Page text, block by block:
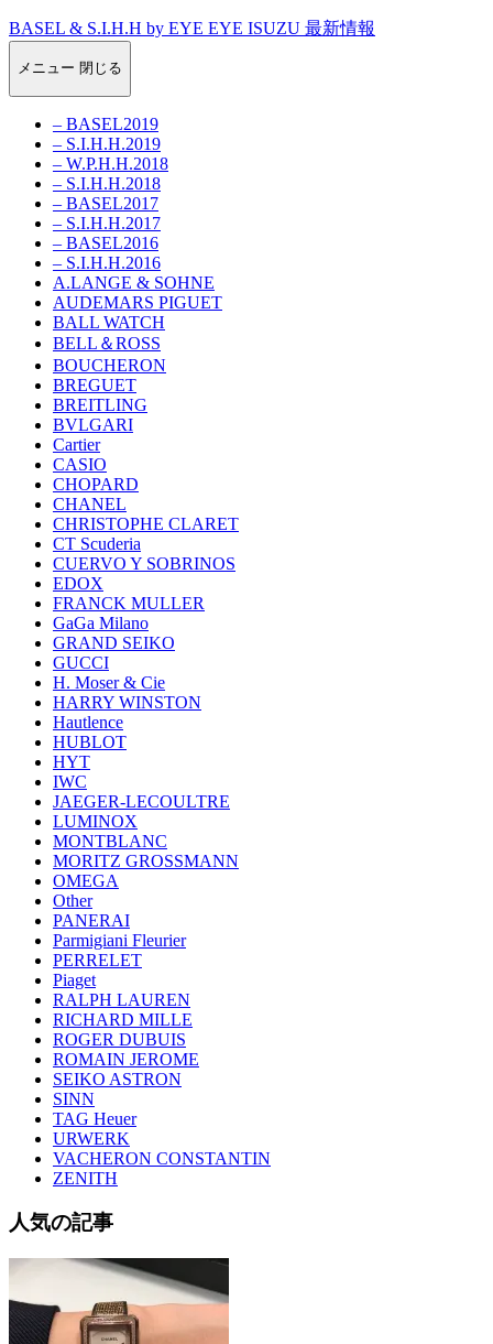
BASEL & S.I.H.H by EYE EYE ISUZU 最新情報
メニュー 閉じる
– BASEL2019
– S.I.H.H.2019
– W.P.H.H.2018
– S.I.H.H.2018
– BASEL2017
– S.I.H.H.2017
– BASEL2016
– S.I.H.H.2016
A.LANGE & SOHNE
AUDEMARS PIGUET
BALL WATCH
BELL＆ROSS
BOUCHERON
BREGUET
BREITLING
BVLGARI
Cartier
CASIO
CHOPARD
CHANEL
CHRISTOPHE CLARET
CT Scuderia
CUERVO Y SOBRINOS
EDOX
FRANCK MULLER
GaGa Milano
GRAND SEIKO
GUCCI
H. Moser & Cie
HARRY WINSTON
Hautlence
HUBLOT
HYT
IWC
JAEGER-LECOULTRE
LUMINOX
MONTBLANC
MORITZ GROSSMANN
OMEGA
Other
PANERAI
Parmigiani Fleurier
PERRELET
Piaget
RALPH LAUREN
RICHARD MILLE
ROGER DUBUIS
ROMAIN JEROME
SEIKO ASTRON
SINN
TAG Heuer
URWERK
VACHERON CONSTANTIN
ZENITH
人気の記事